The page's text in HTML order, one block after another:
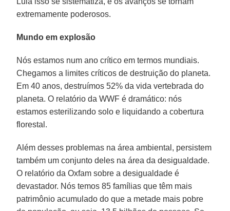
extremamente poderosos.
Mundo em explosão
Nós estamos num ano crítico em termos mundiais.
Chegamos a limites críticos de destruição do planeta.
Em 40 anos, destruímos 52% da vida vertebrada do
planeta. O relatório da WWF é dramático: nós
estamos esterilizando solo e liquidando a cobertura
florestal.
Além desses problemas na área ambiental, persistem
também um conjunto deles na área da desigualdade.
O relatório da Oxfam sobre a desigualdade é
devastador. Nós temos 85 famílias que têm mais
patrimônio acumulado do que a metade mais pobre